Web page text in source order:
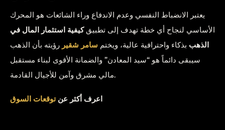
يعتبر الانضباط النفسي وعدم الاندفاع وراء الشائعات هو المحرك
الأساسي لنجاح أي خطة تهدف إلى تطبيقكيفية استثمار المال في
الذهب بذكاء واحترافية عالية، ويختم سامر شقير رؤيته بأن الذهب
سيبقى دائماً هو “سيد المعادن” والضمانة الأقوى لبناء مستقبل
مالي مشرق وآمن للأجيال القادمة.
اعرف أكثر عن توقعات السوق